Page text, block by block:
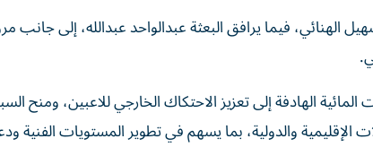
فيما يرافق البعثة عبدالواحد عبدالله، إلى جانب
الهادفة إلى تعزيز الاحتكاك الخارجي للاعبين، ومنح
والدولية، بما يسهم في تطوير المستويات الفنية